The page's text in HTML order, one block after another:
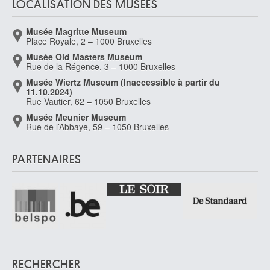
le Fauconnier Henri
le Loup Antoine
Le Mayeur de Merprès Adrien-Charles Louis
Watermael-Boitsfort / Bruxelles 1844 - Bruxelles 1923
Le Mayeur de Merprès Adrien-Jean Henri
le Nain Louis
le Nain Mathieu
Laon, Aisne (France) ca. 1607 - Paris (France) 1677
le Parc Julio
Mendoza (Argentine) 1928
Le Prince Jean-Baptiste
Châtelet 1872 - Bruxelles 1942
LOCALISATION DES MUSÉES
Musée Magritte Museum
Place Royale, 2 – 1000 Bruxelles
Musée Old Masters Museum
Rue de la Régence, 3 – 1000 Bruxelles
Musée Wiertz Museum (Inaccessible à partir du
11.10.2024)
Rue Vautier, 62 – 1050 Bruxelles
Musée Meunier Museum
Rue de l’Abbaye, 59 – 1050 Bruxelles
PARTENAIRES
RECHERCHER